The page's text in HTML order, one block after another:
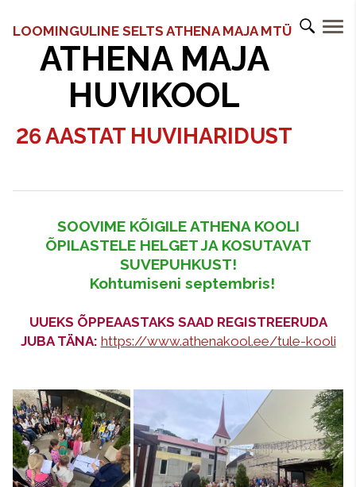
LOOMINGULINE SELTS ATHENA MAJA MTÜ
ATHENA MAJA
HUVIKOOL
26 AASTAT HUVIHARIDUST
SOOVIME KÕIGILE ATHENA KOOLI
ÕPILASTELE HELGET JA KOSUTAVAT
SUVEPUHKUST!
Kohtumiseni septembris!
UUEKS ÕPPEAASTAKS SAAD REGISTREERUDA
JUBA TÄNA: https://www.athenakool.ee/tule-kooli